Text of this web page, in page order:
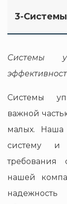
3-
Системы
Системы
важной
малых.
систему и
нашей